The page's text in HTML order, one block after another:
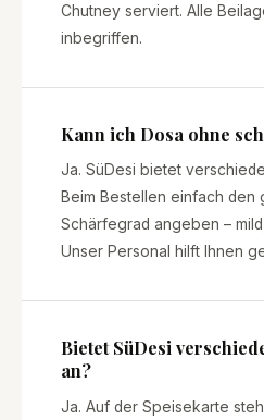
Chutney serviert. Alle
inbegriffen.
Kann ich Dosa ohne
Ja. SüDesi bietet
Beim Bestellen einfach den
Schärfegrad angeben –
Unser Personal hilft Ihnen
Bietet SüDesi
an?
Ja. Auf der Speisekarte